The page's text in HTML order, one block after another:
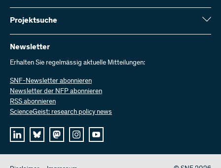
Kontakt aufnehmen
Rechnung senden
Bei uns arbeiten
Offene Stellen
Medienauskünfte
Jahresbericht
Projektsuche
Hier finden Sie umfangreiche Informationen zu den vom SNF
bewilligten Forschungsprojekten und Förderbeiträgen:
Projektsuche
Newsletter
Erhalten Sie regelmässig aktuelle Mitteilungen:
SNF-Newsletter abonnieren
Newsletter der NFP abonnieren
RSS abonnieren
ScienceGeist: research policy news